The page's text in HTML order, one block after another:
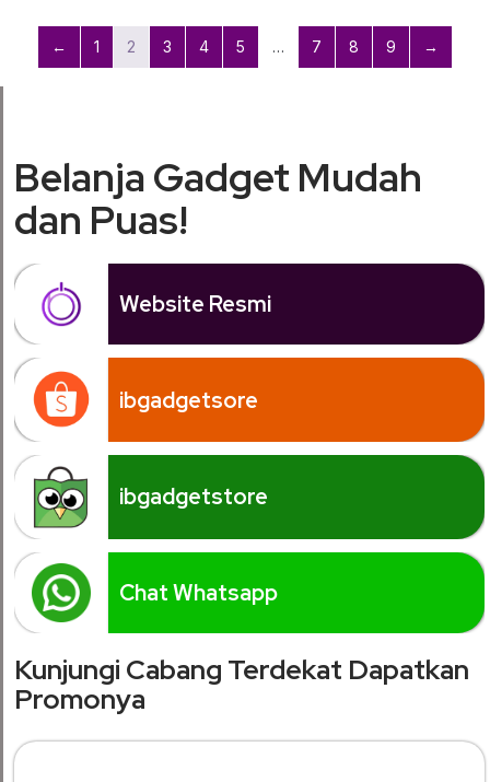
← 1 2 3 4 5 … 7 8 9 →
Belanja Gadget Mudah
dan Puas!
Website Resmi
ibgadgetsore
ibgadgetstore
Chat Whatsapp
Kunjungi Cabang Terdekat Dapatkan
Promonya